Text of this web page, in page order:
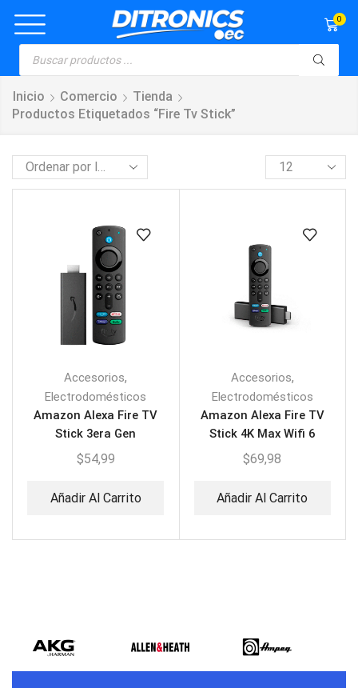
0
Inicio Comercio
Tienda
Productos Etiquetados “fire Tv Stick”
Accesorios,
Electrodomésticos
Amazon Alexa Fire TV
Stick 3era Gen
$54,99
Añadir Al Carrito
Accesorios,
Electrodomésticos
Amazon Alexa Fire TV
Stick 4K Max Wifi 6
$69,98
Añadir Al Carrito